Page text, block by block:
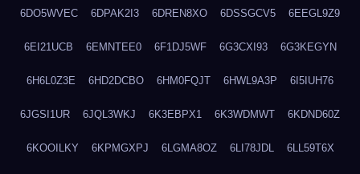
6DO5WVEC 6DPAK2I3 6DREN8XO 6DSSGCV5 6EEGL9Z9
6EI21UCB 6EMNTEE0 6F1DJ5WF 6G3CXI93 6G3KEGYN
6H6L0Z3E 6HD2DCBO 6HM0FQJT 6HWL9A3P 6I5IUH76
6JGSI1UR 6JQL3WKJ 6K3EBPX1 6K3WDMWT 6KDND60Z
6KOOILKY 6KPMGXPJ 6LGMA8OZ 6LI78JDL 6LL59T6X